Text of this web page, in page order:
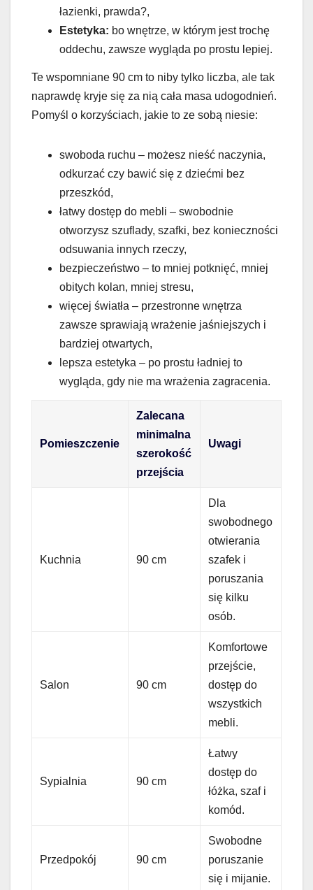
łazienki, prawda?,
Estetyka: bo wnętrze, w którym jest trochę
oddechu, zawsze wygląda po prostu lepiej.
Te wspomniane 90 cm to niby tylko liczba, ale tak
naprawdę kryje się za nią cała masa udogodnień.
Pomyśl o korzyściach, jakie to ze sobą niesie:
swoboda ruchu – możesz nieść naczynia,
odkurzać czy bawić się z dziećmi bez
przeszkód,
łatwy dostęp do mebli – swobodnie
otworzysz szuflady, szafki, bez konieczności
odsuwania innych rzeczy,
bezpieczeństwo – to mniej potknięć, mniej
obitych kolan, mniej stresu,
więcej światła – przestronne wnętrza
zawsze sprawiają wrażenie jaśniejszych i
bardziej otwartych,
lepsza estetyka – po prostu ładniej to
wygląda, gdy nie ma wrażenia zagracenia.
Pomieszczenie
Zalecana
minimalna
szerokość
przejścia
Uwagi
Kuchnia 90 cm
Dla
swobodnego
otwierania
szafek i
poruszania
się kilku
osób.
Salon 90 cm
Komfortowe
przejście,
dostęp do
wszystkich
mebli.
Sypialnia 90 cm
Łatwy
dostęp do
łóżka, szaf i
komód.
Przedpokój 90 cm
Swobodne
poruszanie
się i mijanie.